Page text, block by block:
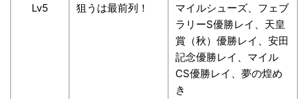
Lv5 狙うは最前列！
マイルシューズ、フェブ
ラリーS優勝レイ、天皇
賞（秋）優勝レイ、安田
記念優勝レイ、マイル
CS優勝レイ、夢の煌め
き